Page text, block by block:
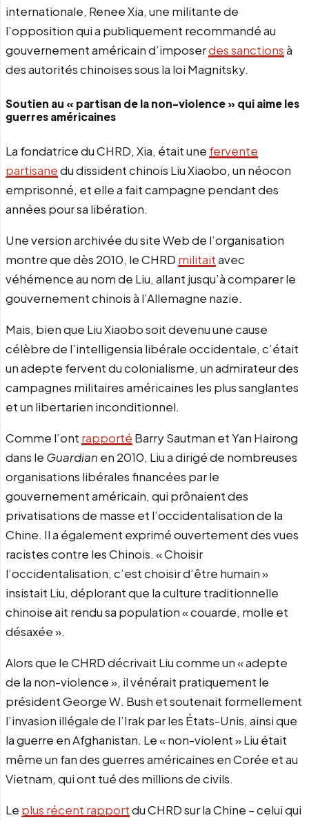
internationale, Renee Xia, une militante de
l’opposition qui a publiquement recommandé au
gouvernement américain d’imposerdes sanctionsà
des autorités chinoises sous la loi Magnitsky.
Soutien au « partisan de la non-violence » qui aime les
guerres américaines
La fondatrice du CHRD, Xia, était une fervente
partisanedu dissident chinois Liu Xiaobo, un néocon
emprisonné, et elle a fait campagne pendant des
années pour sa libération.
Une version archivée du site Web de l’organisation
montre que dès 2010, le CHRD militaitavec
véhémence au nom de Liu, allant jusqu’à comparer le
gouvernement chinois à l’Allemagne nazie.
Mais, bien que Liu Xiaobo soit devenu une cause
célèbre de l’intelligensia libérale occidentale, c’était
un adepte fervent du colonialisme, un admirateur des
campagnes militaires américaines les plus sanglantes
et un libertarien inconditionnel.
Comme l’ont rapporté Barry Sautman et Yan Hairong
dans le Guardian en 2010, Liu a dirigé de nombreuses
organisations libérales financées par le
gouvernement américain, qui prônaient des
privatisations de masse et l’occidentalisation de la
Chine. Il a également exprimé ouvertement des vues
racistes contre les Chinois. « Choisir
l’occidentalisation, c’est choisir d’être humain »
insistait Liu, déplorant que la culture traditionnelle
chinoise ait rendu sa population « couarde, molle et
désaxée ».
Alors que le CHRD décrivait Liu comme un « adepte
de la non-violence », il vénérait pratiquement le
président George W. Bush et soutenait formellement
l’invasion illégale de l’Irak par les États-Unis, ainsi que
la guerre en Afghanistan. Le « non-violent » Liu était
même un fan des guerres américaines en Corée et au
Vietnam, qui ont tué des millions de civils.
Le plus récent rapportdu CHRD sur la Chine – celui qui